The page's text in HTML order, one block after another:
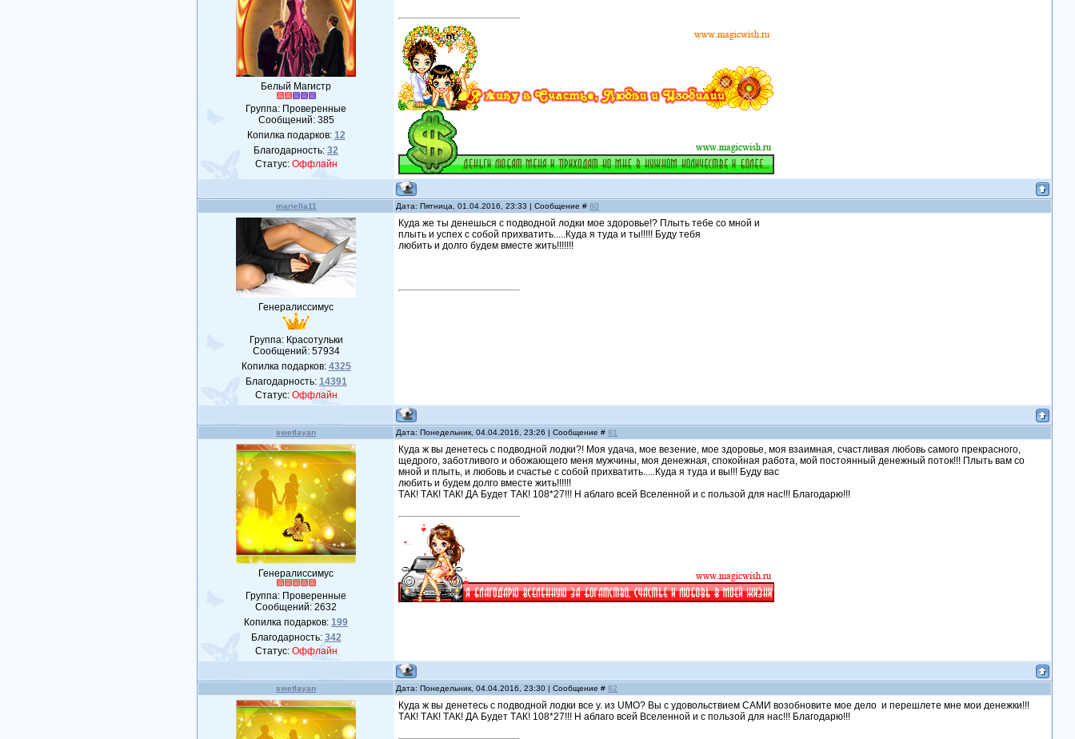
Белый Магистр
Группа: Проверенные
Сообщений: 385
Копилка подарков: 12
Благодарность:32
Статус: Оффлайн
mariella11 Дата: Пятница, 01.04.2016, 23:33 | Сообщение #80
Генералиссимус
Группа: Красотульки
Сообщений: 57934
Копилка подарков: 4325
Благодарность: 14391
Статус: Оффлайн
Куда же ты денешься с подводной лодки мое здоровье!? Плыть тебе со мной и
плыть и успех с собой прихватить.....Куда я туда и ты!!!!! Буду тебя
любить и долго будем вместе жить!!!!!!!
swetlayan Дата: Понедельник, 04.04.2016, 23:26 | Сообщение #81
Генералиссимус
Группа: Проверенные
Сообщений:2632
Копилка подарков:199
Благодарность: 342
Статус: Оффлайн
Куда ж вы денетесь с подводной лодки?! Моя удача, мое везение, мое здоровье, моя взаимная, счастливая любовь самого прекрасного,
щедрого, заботливого и обожающего меня мужчины, моя денежная, спокойная работа, мой постоянный денежный поток!!! Плыть вам со
мной и плыть, и любовь и счастье с собой прихватить.....Куда я туда и вы!!! Буду вас
любить и будем долго вместе жить!!!!!!
ТАК! ТАК! ТАК! ДА Будет ТАК! 108*27!!! Н аблаго всей Вселенной и с пользой для нас!!! Благодарю!!!
swetlayan Дата: Понедельник, 04.04.2016, 23:30 | Сообщение #82
Куда ж вы денетесь с подводной лодки все у. из UMO? Вы с удовольствием САМИ возобновите мое дело и перешлете мне мои денежки!!!
ТАК! ТАК! ТАК! ДА Будет ТАК! 108*27!!! Н аблаго всей Вселенной и с пользой для нас!!! Благодарю!!!